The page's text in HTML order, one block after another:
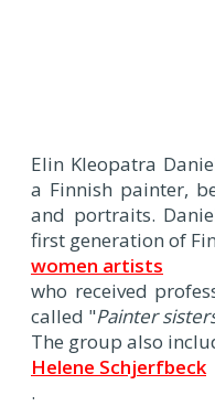
Elin Kleopatra
a Finnish painter,
and portraits.
first generation of
women artists
who received
called "Painter
The group also
Helene Schjerfbeck
.